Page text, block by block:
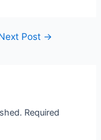
Post →
Required